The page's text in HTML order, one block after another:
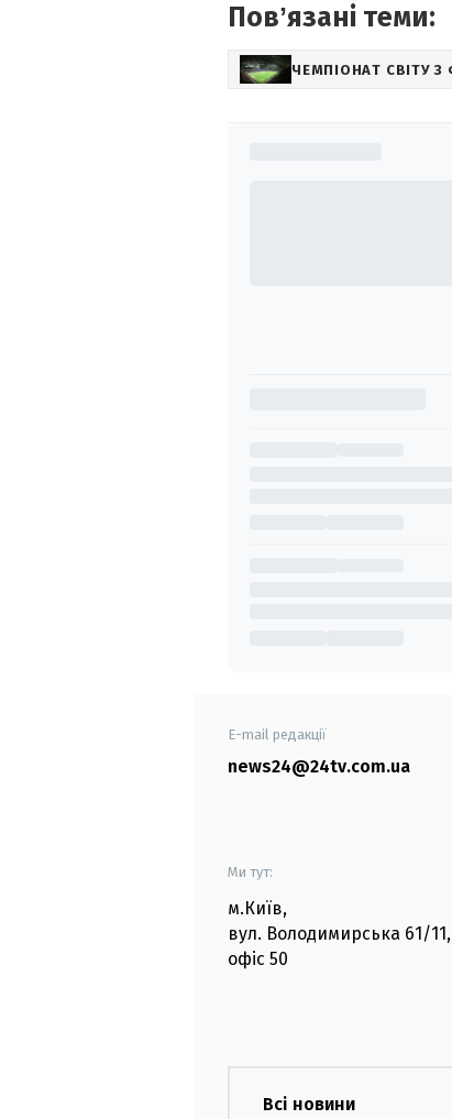
Повʼязані теми:
ЧЕМПІОНАТ СВІТУ
E-mail редакції
news24@24tv.com.ua
Ми тут:
м.Київ,
вул. Володимирська 61/11,
офіс 50
Всі новини